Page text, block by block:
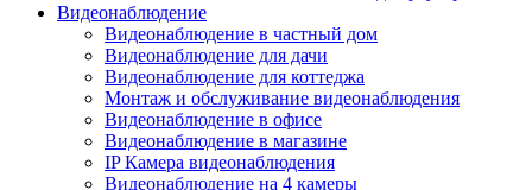
Видеонаблюдение
Видеонаблюдение в частный дом
Видеонаблюдение для дачи
Видеонаблюдение для коттеджа
Монтаж и обслуживание видеонаблюдения
Видеонаблюдение в офисе
Видеонаблюдение в магазине
IP Камера видеонаблюдения
Видеонаблюдение на 4 камеры